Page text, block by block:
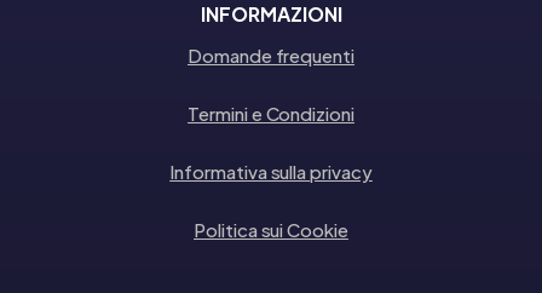
INFORMAZIONI
Domande frequenti
Termini e Condizioni
Informativa sulla privacy
Politica sui Cookie